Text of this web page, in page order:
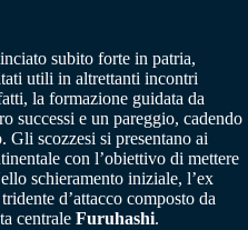
subito forte in patria,
utili in altrettanti incontri
la formazione guidata da
successi e un pareggio, cadendo
scozzesi si presentano ai
con l’obiettivo di mettere
schieramento iniziale, l’ex
d’attacco composto da
centrale Furuhashi.